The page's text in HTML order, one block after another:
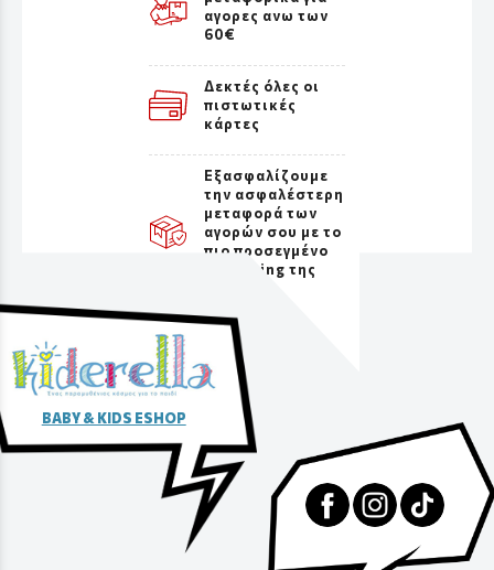
αγορες ανω των
60€
Δεκτές όλες οι
πιστωτικές
κάρτες
Εξασφαλίζουμε
την ασφαλέστερη
μεταφορά των
αγορών σου με το
πιο προσεγμένο
packaging της
BABY & KIDS ESHOP